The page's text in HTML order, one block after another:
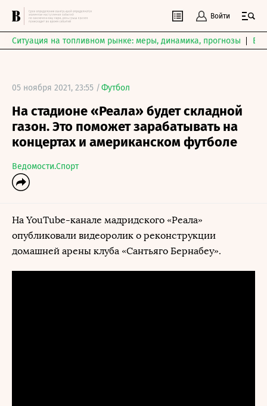
Войти
Ситуация на топливном рынке: меры, динамика, прогнозы
05 ноября 2021, 23:55 /Футбол
На стадионе «Реала» будет складной
газон. Это поможет зарабатывать на
концертах и американском футболе
Ведомости.Спорт
На YouTube-канале мадридского «Реала»
опубликовали видеоролик о реконструкции
домашней арены клуба «Сантьяго Бернабеу».